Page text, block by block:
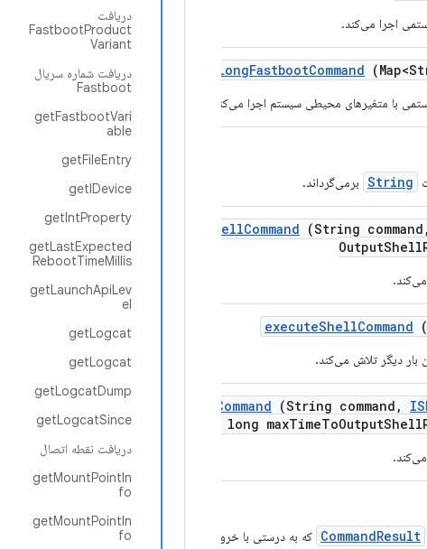
دریافت
FastbootProduct
Variant
دریافت شماره سریال
Fastboot
getFastbootVari
able
getFileEntry
getIDevice
getIntProperty
getLastExpected
RebootTimeMillis
getLaunchApiLev
el
getLogcat
getLogcat
getLogcatDump
getLogcatSince
دریافت نقطه اتصال
getMountPointIn
fo
getMountPointIn
fo
LongFastbootCommand
String برمی‌گرداند.
ShellCommand (String command ,
OutputShell
executeShellCommand
Command (String command ,
long maxTimeToOutputShell
CommandResult که به درستی با خروجی وضعیت دستور،